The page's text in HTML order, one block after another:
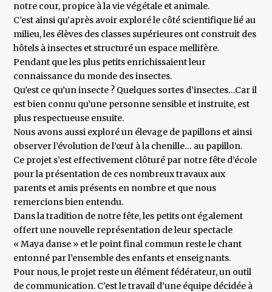
notre cour, propice à la vie végétale et animale.
C’est ainsi qu’après avoir exploré le côté scientifique lié au
milieu, les élèves des classes supérieures ont construit des
hôtels à insectes et structuré un espace mellifère.
Pendant que les plus petits enrichissaient leur
connaissance du monde des insectes.
Qu’est ce qu’un insecte ? Quelques sortes d’insectes…Car il
est bien connu qu’une personne sensible et instruite, est
plus respectueuse ensuite.
Nous avons aussi exploré un élevage de papillons et ainsi
observer l’évolution de l’œuf à la chenille… au papillon.
Ce projet s’est effectivement clôturé par notre fête d’école
pour la présentation de ces nombreux travaux aux
parents et amis présents en nombre et que nous
remercions bien entendu.
Dans la tradition de notre fête, les petits ont également
offert une nouvelle représentation de leur spectacle
« Maya danse » et le point final commun reste le chant
entonné par l’ensemble des enfants et enseignants.
Pour nous, le projet reste un élément fédérateur, un outil
de communication. C’est le travail d’une équipe décidée à